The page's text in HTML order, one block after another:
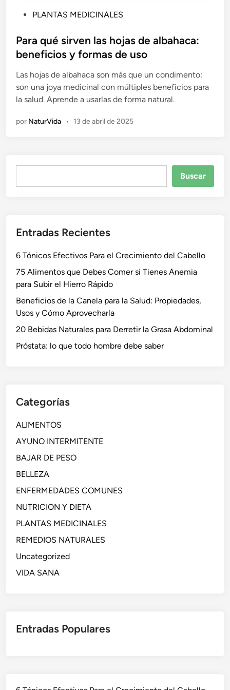
b
l
c
a
d
e
PLANTAS MEDICINALES
Para qué sirven las hojas de albahaca:
beneficios y formas de uso
Las hojas de albahaca son más que un condimento:
son una joya medicinal con múltiples beneficios para
la salud. Aprende a usarlas de forma natural.
por NaturVida • 13 de abril de 2025
Buscar
Entradas Recientes
6 Tónicos Efectivos Para el Crecimiento del Cabello
75 Alimentos que Debes Comer si Tienes Anemia
para Subir el Hierro Rápido
Beneficios de la Canela para la Salud: Propiedades,
Usos y Cómo Aprovecharla
20 Bebidas Naturales para Derretir la Grasa Abdominal
Próstata: lo que todo hombre debe saber
Categorías
ALIMENTOS
AYUNO INTERMITENTE
BAJAR DE PESO
BELLEZA
ENFERMEDADES COMUNES
NUTRICION Y DIETA
PLANTAS MEDICINALES
REMEDIOS NATURALES
Uncategorized
VIDA SANA
Entradas Populares